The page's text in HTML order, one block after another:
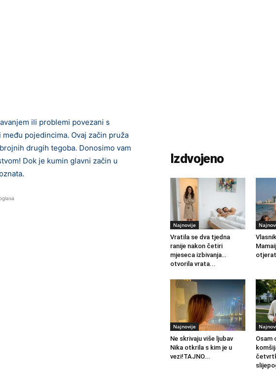
ili problemi povezani s
pojedincima. Ovaj začin pruža
drugih tegoba. Donosimo vam
Dok je kumin glavni začin u
Izdvojeno
Najnovije
Vratila se dva tjedna
ranije nakon četiri
mjeseca izbivanja…
otvorila vrata...
Najnovije
Ne skrivaju više ljubav
Nika otkrila s kim je u
vezi!TAJNO...
Osam